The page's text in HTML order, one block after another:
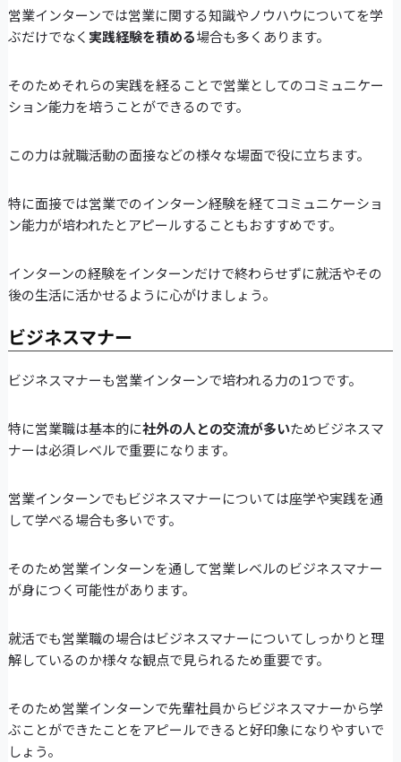
営業インターンでは営業に関する知識やノウハウについてを学
ぶだけでなく 実践経験を積める場合も多くあります。
そのためそれらの実践を経ることで営業としてのコミュニケー
ション能力を培うことができるのです。
この力は就職活動の面接などの様々な場面で役に立ちます。
特に面接では営業でのインターン経験を経てコミュニケーショ
ン能力が培われたとアピールすることもおすすめです。
インターンの経験をインターンだけで終わらせずに就活やその
後の生活に活かせるように心がけましょう。
ビジネスマナー
ビジネスマナーも営業インターンで培われる力の1つです。
特に営業職は基本的に社外の人との交流が多いためビジネスマ
ナーは必須レベルで重要になります。
営業インターンでもビジネスマナーについては座学や実践を通
して学べる場合も多いです。
そのため営業インターンを通して営業レベルのビジネスマナー
が身につく可能性があります。
就活でも営業職の場合はビジネスマナーについてしっかりと理
解しているのか様々な観点で見られるため重要です。
そのため営業インターンで先輩社員からビジネスマナーから学
ぶことができたことをアピールできると好印象になりやすいで
しょう。